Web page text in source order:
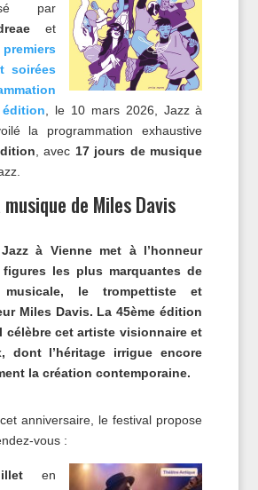
par
et
premiers
soirées
, le 10 mars 2026, Jazz à
la programmation exhaustive
, avec 17 jours de musique
musique de Miles Davis
à Vienne met à l’honneur
figures les plus marquantes de
musicale, le trompettiste et
Miles Davis. La 45ème édition
célèbre cet artiste visionnaire et
dont l’héritage irrigue encore
la création contemporaine.
anniversaire, le festival propose
vous :
en